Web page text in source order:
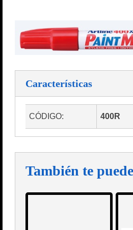
Características
CÓDIGO: 400R
También te